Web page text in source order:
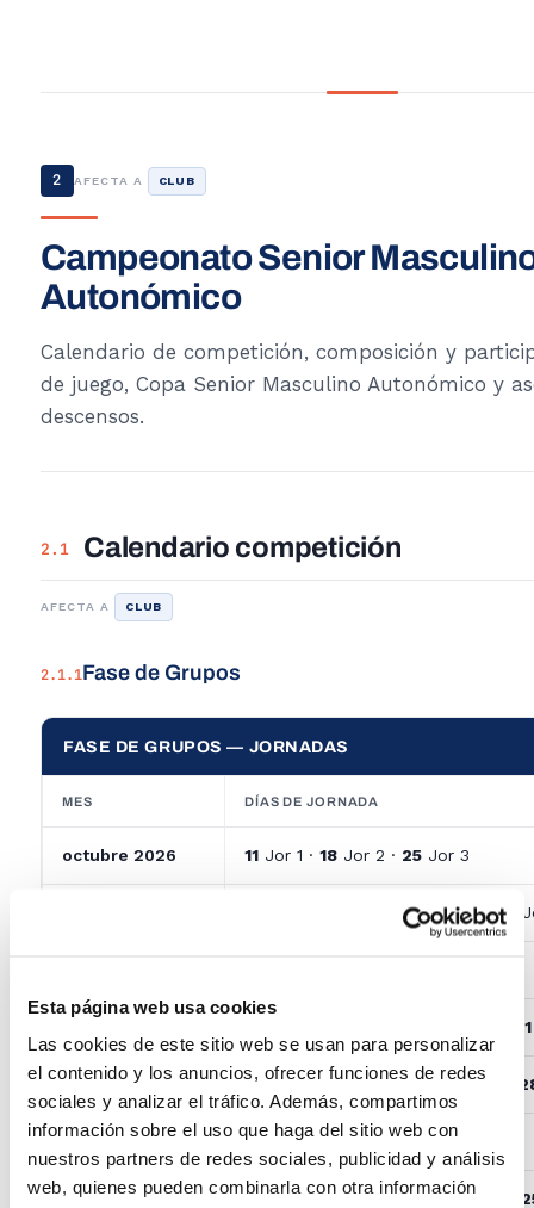
Esta página web usa cookies
Las cookies de este sitio web se usan para personalizar
el contenido y los anuncios, ofrecer funciones de redes
sociales y analizar el tráfico. Además, compartimos
información sobre el uso que haga del sitio web con
nuestros partners de redes sociales, publicidad y análisis
web, quienes pueden combinarla con otra información
2 AFECTA A CLUB
Campeonato Senior
Autonómico
Calendario de competición, composición y
de juego, Copa Senior Masculino Autonómico y
descensos.
2.1 Calendario competición
AFECTA A CLUB
2.1.1Fase de Grupos
FASE DE GRUPOS — JORNADAS
MES DÍAS DE JORNADA
octubre 2026 11 Jor 1 · 18 Jor 2 · 25 Jor 3
Jor 5 ·15Jor 6 ·22
31
febrero 2027 07Jor 16 ·14Jor 17 ·21 Jor 18 ·
marzo 2027 07Jor 20 ·14Jor 21 ·21Jor 22
abril 2027 04Jor 23 · 11Jor 24 ·18Jor 25 ·